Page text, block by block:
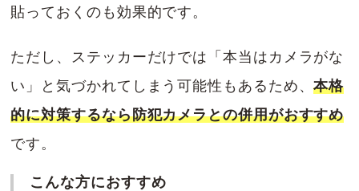
貼っておくのも効果的です。
ただし、ステッカーだけでは「本当はカメラがな
い」と気づかれてしまう可能性もあるため、本格
的に対策するなら防犯カメラとの併用がおすすめ
です。
こんな方におすすめ